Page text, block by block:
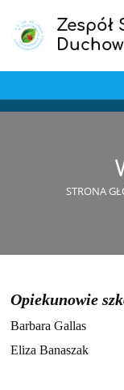
Zespół
STRONA
Opiekunowie
Barbara Gallas
Eliza Banaszak